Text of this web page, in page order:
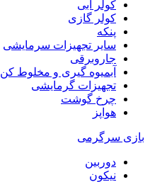
کولر آبی
کولر گازی
پنکه
سایر تجهیزات سرمایشی
جاروبرقی
آبمیوه گیری و مخلوط کن
تجهیزات گرمایشی
چرخ گوشت
هواپز
بازی سرگرمی
دوربین
نیکون